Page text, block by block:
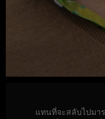
แทนที่จะสลับไปมา